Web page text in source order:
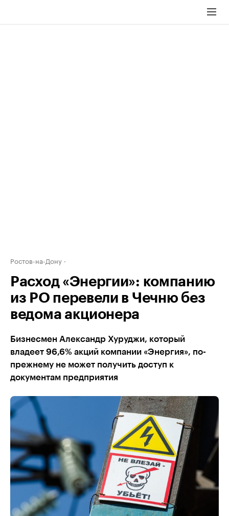
Ростов-на-Дону
Расход «Энергии»: компанию
из РО перевели в Чечню без
ведома акционера
Бизнесмен Александр Хуруджи, который
владеет 96,6% акций компании «Энергия», по-
прежнему не может получить доступ к
документам предприятия